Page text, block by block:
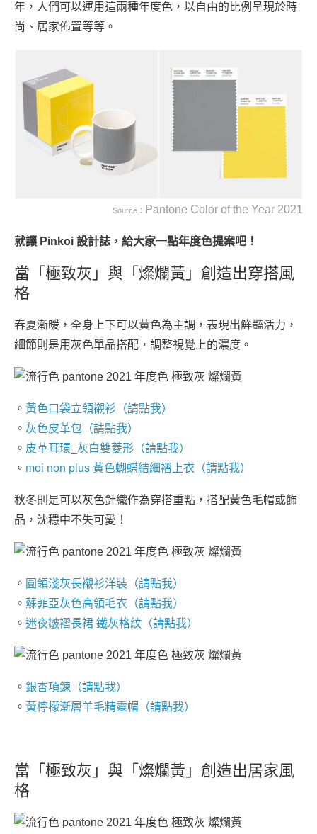
年，人們可以運用這兩種年度色，以自由的比例呈現於時
尚、居家佈置等等。
Source： Pantone Color of the Year 2021
就讓 Pinkoi 設計誌，給大家一點年度色提案吧！
當「極致灰」與「燦爛黃」創造出穿搭風
格
春夏漸暖，全身上下可以黃色為主調，表現出鮮豔活力，
細節則是用灰色單品搭配，調整視覺上的濃度。
。 黃色口袋立領襯衫（請點我）
。 灰色皮革包（請點我）
。 皮革耳環_灰白雙菱形（請點我）
。 moi non plus 黃色蝴蝶結細褶上衣（請點我）
秋冬則是可以灰色針織作為穿搭重點，搭配黃色毛帽或飾
品，沈穩中不失可愛！
。 圓領淺灰長襯衫洋裝（請點我）
。 蘇菲亞灰色高領毛衣（請點我）
。 迷夜皺褶長裙 鐵灰格紋（請點我）
。 銀杏項鍊（請點我）
。 黃檸檬漸層羊毛精靈帽（請點我）
當「極致灰」與「燦爛黃」創造出居家風
格